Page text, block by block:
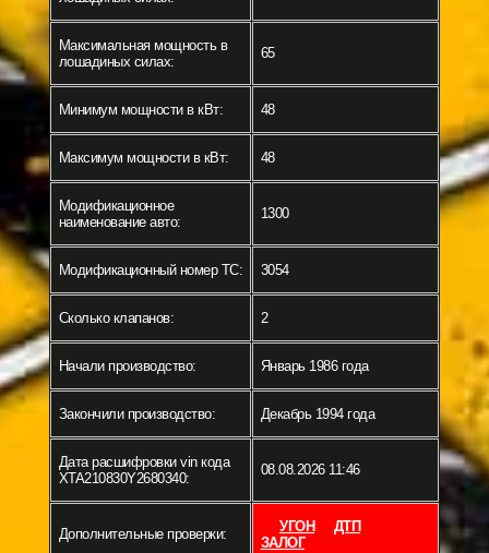
Максимальная мощность в
лошадиных силах:
65
Минимум мощности в кВт: 48
Максимум мощности в кВт: 48
Модификационное
наименование авто:
1300
Модификационный номер ТС: 3054
Сколько клапанов: 2
Начали производство: Январь 1986 года
Закончили производство: Декабрь 1994 года
Дата расшифровки vin кода
XTA210830Y2680340:
08.08.2026 11:46
Дополнительные проверки: УГОН
ДТП
ЗАЛОГ